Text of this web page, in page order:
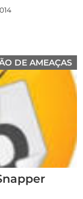
DE AMEAÇAS